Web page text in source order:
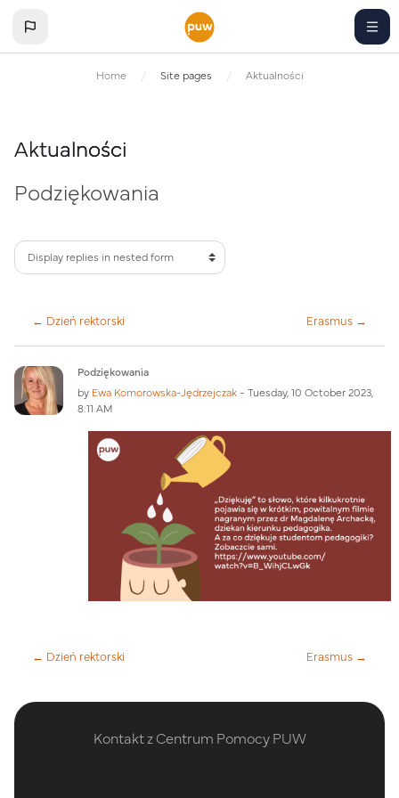
Home Site pages Aktualności
Aktualności
Podziękowania
← Dzień rektorski Erasmus →
Podziękowania
by Ewa Komorowska-Jędrzejczak -Tuesday, 10 October 2023,
8:11 AM
Number of replies: 0
← Dzień rektorski Erasmus →
Kontakt z Centrum Pomocy PUW